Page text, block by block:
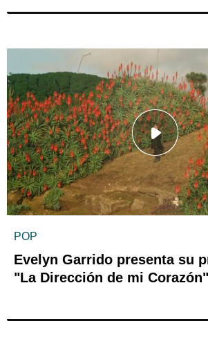
POP
Evelyn Garrido presenta su
"La Dirección de mi Corazón"